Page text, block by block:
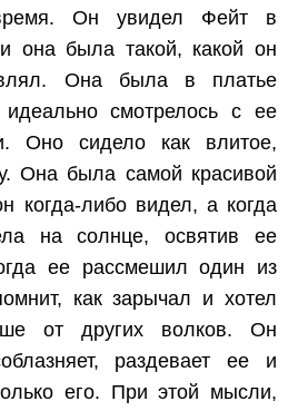
Он увидел Фейт в
она была такой, какой он
Она была в платье
идеально смотрелось с ее
Оно сидело как влитое,
Она была самой красивой
когда-либо видел, а когда
на солнце, освятив ее
ее рассмешил один из
как зарычал и хотел
от других волков. Он
раздевает ее и
его. При этой мысли,